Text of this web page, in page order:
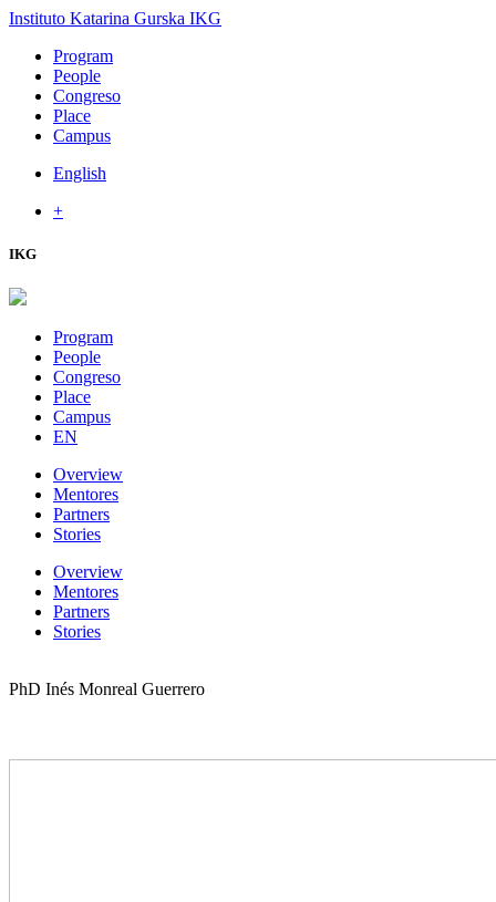
Instituto Katarina Gurska IKG
Program
People
Congreso
Place
Campus
English
+
IKG
Program
People
Congreso
Place
Campus
EN
Overview
Mentores
Partners
Stories
Overview
Mentores
Partners
Stories
PhD Inés Monreal Guerrero